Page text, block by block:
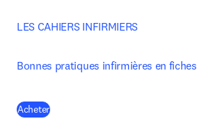
LES CAHIERS INFIRMIERS
Bonnes pratiques infirmières en fiches
Acheter(